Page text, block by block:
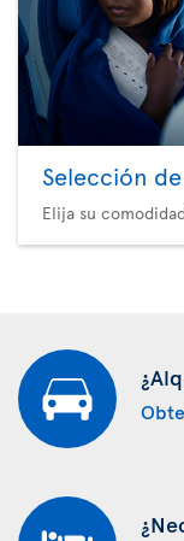
Selección
Elija su comodidad